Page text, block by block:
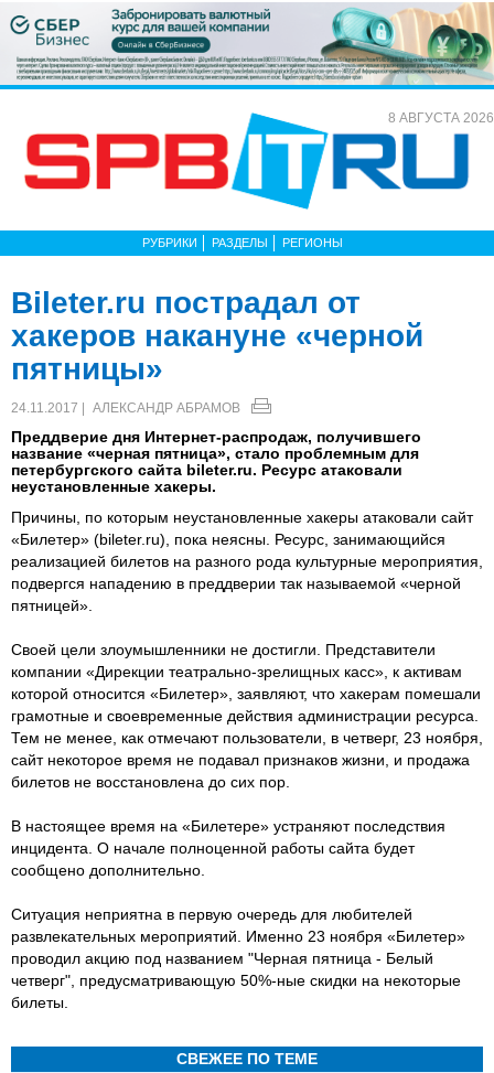
8 АВГУСТА 2026
РУБРИКИ РАЗДЕЛЫ РЕГИОНЫ
Bileter.ru пострадал от
хакеров накануне «черной
пятницы»
24.11.2017 | АЛЕКСАНДР АБРАМОВ
Преддверие дня Интернет-распродаж, получившего
название «черная пятница», стало проблемным для
петербургского сайта bileter.ru. Ресурс атаковали
неустановленные хакеры.
Причины, по которым неустановленные хакеры атаковали сайт
«Билетер» (bileter.ru), пока неясны. Ресурс, занимающийся
реализацией билетов на разного рода культурные мероприятия,
подвергся нападению в преддверии так называемой «черной
пятницей».
Своей цели злоумышленники не достигли. Представители
компании «Дирекции театрально-зрелищных касс», к активам
которой относится «Билетер», заявляют, что хакерам помешали
грамотные и своевременные действия администрации ресурса.
Тем не менее, как отмечают пользователи, в четверг, 23 ноября,
сайт некоторое время не подавал признаков жизни, и продажа
билетов не восстановлена до сих пор.
В настоящее время на «Билетере» устраняют последствия
инцидента. О начале полноценной работы сайта будет
сообщено дополнительно.
Ситуация неприятна в первую очередь для любителей
развлекательных мероприятий. Именно 23 ноября «Билетер»
проводил акцию под названием "Черная пятница - Белый
четверг", предусматривающую 50%-ные скидки на некоторые
билеты.
СВЕЖЕЕ ПО ТЕМЕ